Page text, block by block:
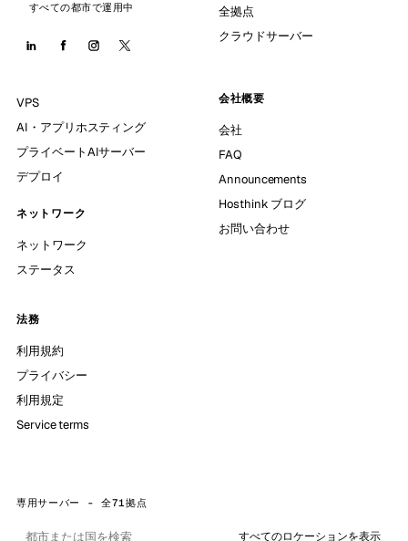
すべての都市で運用中
全拠点
クラウドサーバー
VPS
AI・アプリホスティング
プライベートAIサーバー
デプロイ
ネットワーク
ネットワーク
ステータス
会社概要
会社
FAQ
Announcements
Hosthink ブログ
お問い合わせ
法務
利用規約
プライバシー
利用規定
Service terms
専用サーバー - 全71拠点
すべてのロケーションを表示